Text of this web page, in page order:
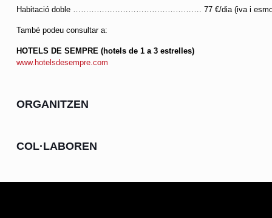
Habitació doble …………………………………………. 77 €/dia (iva i
També podeu consultar a:
HOTELS DE SEMPRE (hotels de 1 a 3 estrelles)
www.hotelsdesempre.com
ORGANITZEN
COL·LABOREN